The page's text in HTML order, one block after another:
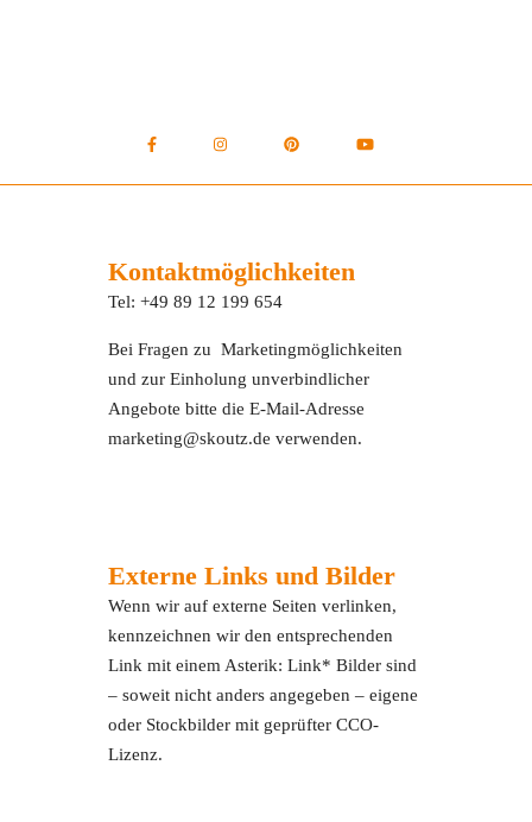
Kontaktmöglichkeiten
Tel: +49 89 12 199 654
Bei Fragen zu Marketingmöglichkeiten
und zur Einholung unverbindlicher
Angebote bitte die E-Mail-Adresse
marketing@skoutz.de verwenden.
Externe Links und Bilder
Wenn wir auf externe Seiten verlinken,
kennzeichnen wir den entsprechenden
Link mit einem Asterik: Link* Bilder sind
– soweit nicht anders angegeben – eigene
oder Stockbilder mit geprüfter CCO-
Lizenz.